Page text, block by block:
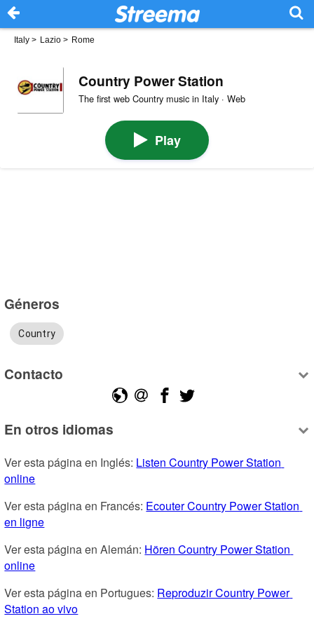
Italy > Lazio > Rome
Country Power Station
The first web Country music in Italy · Web
Play
Géneros
Country
Contacto
En otros idiomas
Ver esta página en Inglés: Listen Country Power Station
online
Ver esta página en Francés: Ecouter Country Power Station
en ligne
Ver esta página en Alemán: Hören Country Power Station
online
Ver esta página en Portugues: Reproduzir Country Power
Station ao vivo